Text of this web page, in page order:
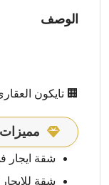
الوصف
🏢 تايكون
شقة ايجار
شقة